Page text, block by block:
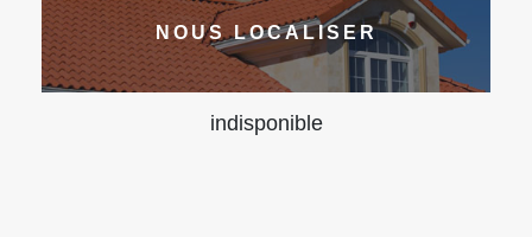
NOUS LOCALISER
indisponible